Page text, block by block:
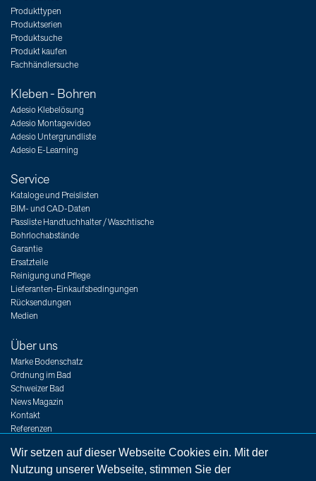
Produkttypen
Produktserien
Produktsuche
Produkt kaufen
Fachhändlersuche
Kleben - Bohren
Adesio Klebelösung
Adesio Montagevideo
Adesio Untergrundliste
Adesio E-Learning
Service
Kataloge und Preislisten
BIM- und CAD-Daten
Passliste Handtuchhalter / Waschtische
Bohrlochabstände
Garantie
Ersatzteile
Reinigung und Pflege
Lieferanten-Einkaufsbedingungen
Rücksendungen
Medien
Über uns
Marke Bodenschatz
Ordnung im Bad
Schweizer Bad
News Magazin
Kontakt
Referenzen
Jobs
Wir setzen auf dieser Webseite Cookies ein. Mit der
Nutzung unserer Webseite, stimmen Sie der